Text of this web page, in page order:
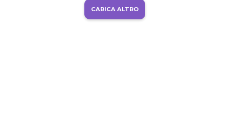
CARICA ALTRO